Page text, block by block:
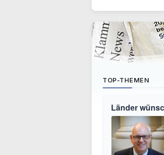
TOP-THEMEN
Länder